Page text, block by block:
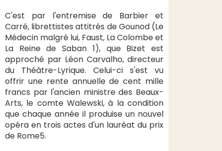
C'est par l'entremise de Barbier et
Carré, librettistes attitrés de Gounod (Le
Médecin malgré lui, Faust, La Colombe et
La Reine de Saban 1), que Bizet est
approché par Léon Carvalho, directeur
du Théâtre-Lyrique. Celui-ci s'est vu
offrir une rente annuelle de cent mille
francs par l'ancien ministre des Beaux-
Arts, le comte Walewski, à la condition
que chaque année il produise un nouvel
opéra en trois actes d'un lauréat du prix
de Rome5.